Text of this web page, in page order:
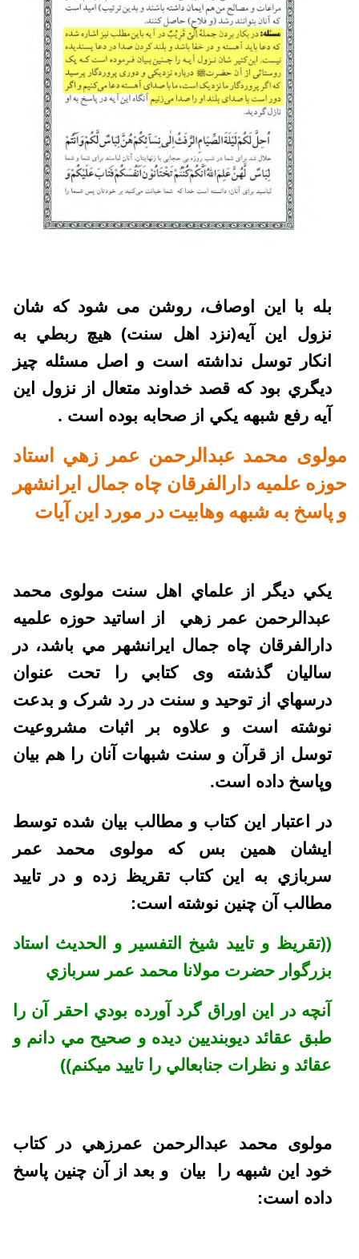
بله با این اوصاف، روشن می شود که شان
نزول اين آيه(نزد اهل سنت) هيچ ربطي به
انکار توسل نداشته است و اصل مسئله چيز
ديگري بود که قصد خداوند متعال از نزول اين
آيه رفع شبهه يکي از صحابه بوده است .
مولوی محمد عبدالرحمن عمر زهي استاد
حوزه علميه دارالفرقان چاه جمال ايرانشهر
و پاسخ به شبهه وهابيت در مورد اين آيات
يکي ديگر از علماي اهل سنت مولوی محمد
عبدالرحمن عمر زهي از اساتيد حوزه علميه
دارالفرقان چاه جمال ايرانشهر مي باشد، در
ساليان گذشته وی کتابي را تحت عنوان
درسهاي از توحيد و سنت در رد شرک و بدعت
نوشته است و علاوه بر اثبات مشروعيت
توسل از قرآن و سنت شبهات آنان را هم بيان
وپاسخ داده است.
در اعتبار اين کتاب و مطالب بيان شده توسط
ايشان همين بس که مولوی محمد عمر
سربازي به اين کتاب تقريظ زده و در تاييد
مطالب آن چنين نوشته است:
((تقريظ و تاييد شيخ التفسير و الحديث استاد
بزرگوار حضرت مولانا محمد عمر سربازي
آنچه در اين اوراق گرد آورده بودي احقر آن را
طبق عقائد ديوبنديين ديده و صحيح مي دانم و
عقائد و نظرات جنابعالي را تاييد ميکنم))
مولوی محمد عبدالرحمن عمرزهي در کتاب
خود اين شبهه را بيان و بعد از آن چنين پاسخ
داده است: